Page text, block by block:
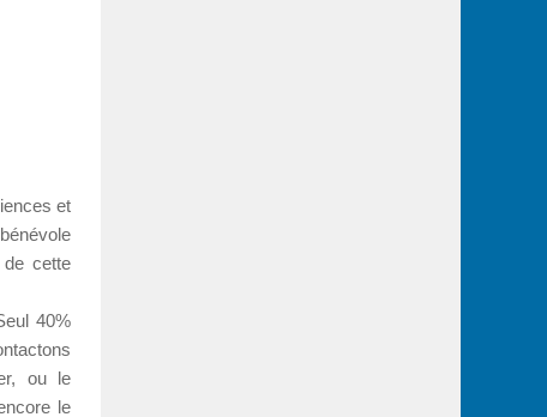
et
de cette
40%
ou le
le